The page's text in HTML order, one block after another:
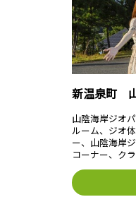
新温泉町
山陰海岸ジオ
ルーム、ジオ
ー、山陰海岸
コーナー、ク